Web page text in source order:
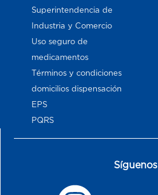
Superintendencia de
Industria y Comercio
Uso seguro de
medicamentos
Términos y condiciones
domicilios dispensación
EPS
PQRS
Síguenos